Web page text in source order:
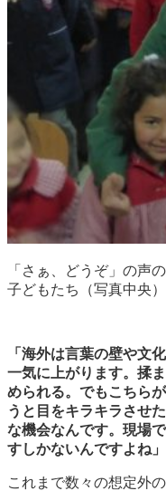
「さぁ、どうぞ」の声
子どもたち（写真中央
「海外は言葉の壁や文
一気に上がります。揉
められる。でもこちら
うと目をキラキラさせ
な機会なんです。現場
すしかないんですよね」
これまで数々の想定外